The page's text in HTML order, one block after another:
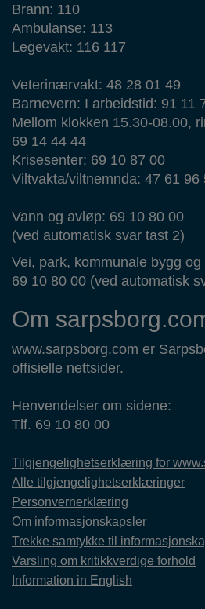
Brann: 110
Ambulanse: 113
Legevakt: 116 117
Veterinærvakt: 48 28 01 49
Barnevern: I arbeidstid: 91 11
Mellom klokken 15.30-08.00,
69 14 44 44
Krisesenter: 69 10 87 00
Viltvakta/viltnemnda: 47 61 96
Vann og avløp: 69 10 80 00
(ved automatisk svar tast 2)
Vei, park, kommunale bygg og
69 10 80 00 (ved automatisk
Om
www.sarpsborg.com er
offisielle nettsider.
Henvendelser om sidene:
Tlf. 69 10 80 00
Tilgjengelighetserklæring for
Alle tilgjengelighetserklæringer
Personvernerklæring
Om informasjonskapsler
Trekke samtykke til
Varsling om kritikkverdige forhold
Information in English